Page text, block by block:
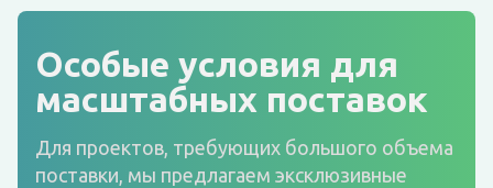
Особые условия для
масштабных поставок
Для проектов, требующих большого объема
поставки, мы предлагаем эксклюзивные